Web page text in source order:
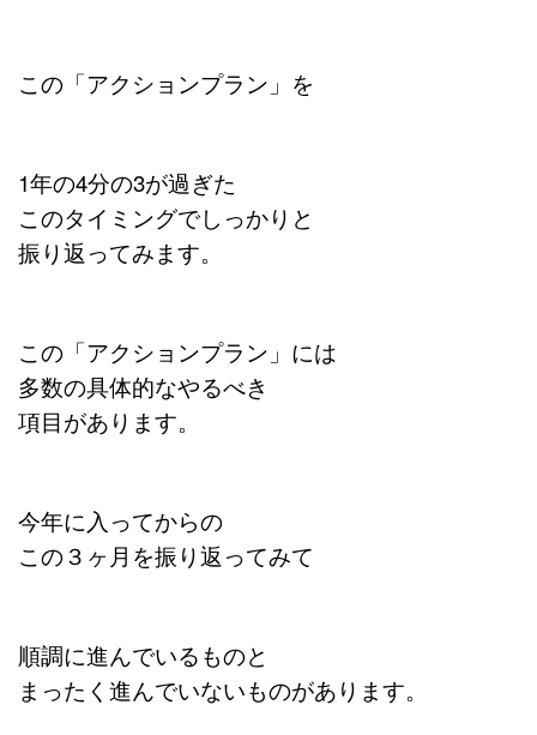
この「アクションプラン」を
1年の4分の3が過ぎた
このタイミングでしっかりと
振り返ってみます。
この「アクションプラン」には
多数の具体的なやるべき
項目があります。
今年に入ってからの
この３ヶ月を振り返ってみて
順調に進んでいるものと
まったく進んでいないものがあります。